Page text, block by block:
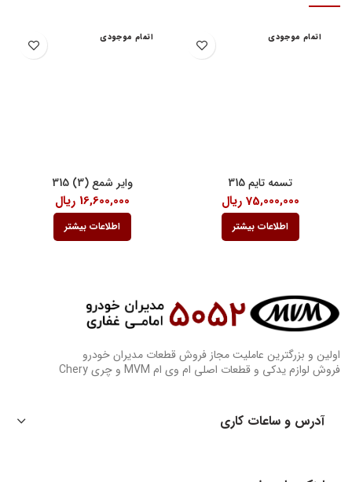
اتمام موجودی
تسمه تایم 315
75,000,000 ریال
اطلاعات بیشتر
اتمام موجودی
وایر شمع (3) 315
16,600,000 ریال
اطلاعات بیشتر
اولین و بزرگترین عاملیت مجاز فروش قطعات مدیران خودرو
فروش لوازم یدکی و قطعات اصلی ام وی ام MVM و چری Chery
آدرس و ساعات کاری